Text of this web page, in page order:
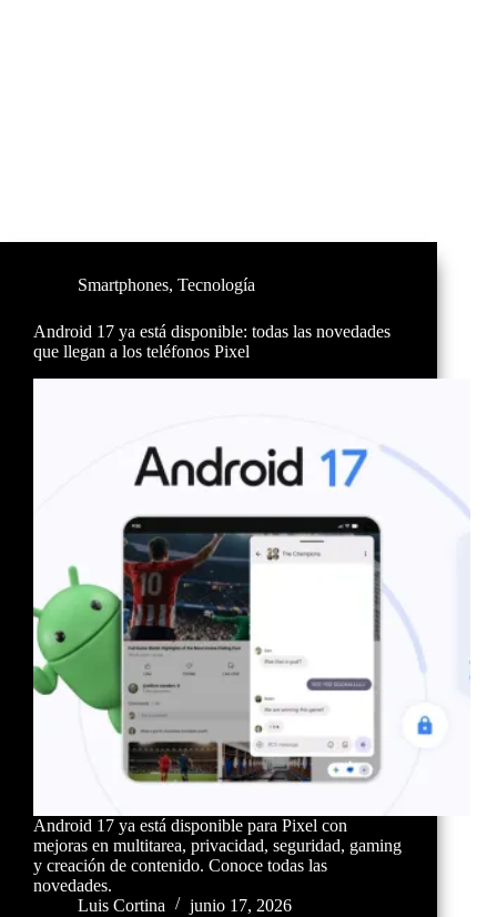
Smartphones, Tecnología
Android 17 ya está disponible: todas las novedades
que llegan a los teléfonos Pixel
Android 17 ya está disponible para Pixel con
mejoras en multitarea, privacidad, seguridad, gaming
y creación de contenido. Conoce todas las
novedades.
Luis Cortina
junio 17, 2026